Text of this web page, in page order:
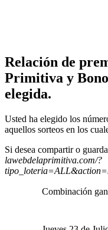
Relación de
Primitiva y
elegida.
Usted ha elegido los
aquellos sorteos en los
Si desea compartir o
lawebdelaprimitiva.com/?
Combinación